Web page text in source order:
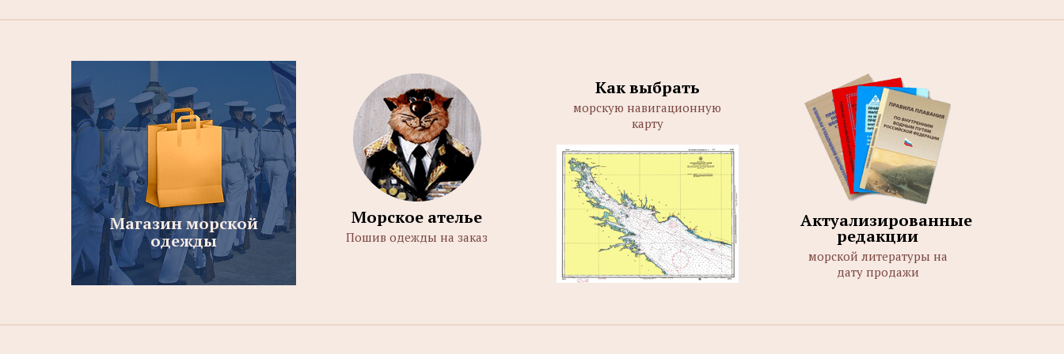
Магазин морской
одежды
Морское ателье
Пошив одежды на заказ
Как выбрать
морскую навигационную
карту
Актуализированные
редакции
морской литературы на
дату продажи